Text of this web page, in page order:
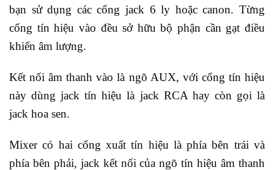
bạn sử dụng các cổng jack 6 ly hoặc canon. Từng
cổng tín hiệu vào đều sở hữu bộ phận cần gạt điều
khiển âm lượng.
Kết nối âm thanh vào là ngõ AUX, với cổng tín hiệu
này dùng jack tín hiệu là jack RCA hay còn gọi là
jack hoa sen.
Mixer có hai cổng xuất tín hiệu là phía bên trái và
phía bên phải, jack kết nối của ngõ tín hiệu âm thanh